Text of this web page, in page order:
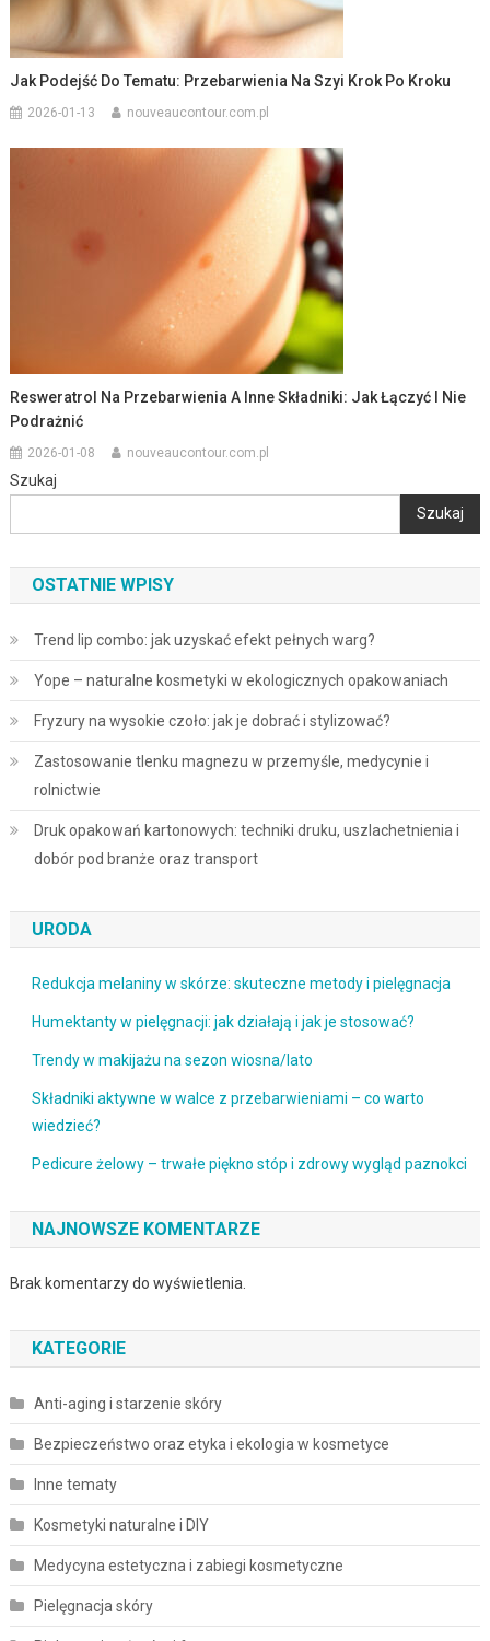
Jak Podejść Do Tematu: Przebarwienia Na Szyi Krok Po Kroku
2026-01-13 nouveaucontour.com.pl
Resweratrol Na Przebarwienia A Inne Składniki: Jak Łączyć I Nie
Podrażnić
2026-01-08 nouveaucontour.com.pl
Szukaj
Szukaj
OSTATNIE WPISY
Trend lip combo: jak uzyskać efekt pełnych warg?
Yope – naturalne kosmetyki w ekologicznych opakowaniach
Fryzury na wysokie czoło: jak je dobrać i stylizować?
Zastosowanie tlenku magnezu w przemyśle, medycynie i
rolnictwie
Druk opakowań kartonowych: techniki druku, uszlachetnienia i
dobór pod branże oraz transport
URODA
Redukcja melaniny w skórze: skuteczne metody i pielęgnacja
Humektanty w pielęgnacji: jak działają i jak je stosować?
Trendy w makijażu na sezon wiosna/lato
Składniki aktywne w walce z przebarwieniami – co warto
wiedzieć?
Pedicure żelowy – trwałe piękno stóp i zdrowy wygląd paznokci
NAJNOWSZE KOMENTARZE
Brak komentarzy do wyświetlenia.
KATEGORIE
Anti-aging i starzenie skóry
Bezpieczeństwo oraz etyka i ekologia w kosmetyce
Inne tematy
Kosmetyki naturalne i DIY
Medycyna estetyczna i zabiegi kosmetyczne
Pielęgnacja skóry